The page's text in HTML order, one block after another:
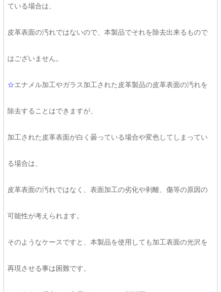
ている場合は、
皮革表面の汚れではないので、本製品でそれを除去出来るもので
はございません。
☆エナメル加工やガラス加工された皮革製品の皮革表面の汚れを
除去することはできますが、
加工された皮革表面が白く曇っている場合や変色してしまってい
る場合は、
皮革表面の汚れではなく、表面加工の劣化や剥離、傷等の原因の
可能性が考えられます。
そのようなケースですと、本製品を使用しても加工表面の光沢を
再現させる事は困難です。